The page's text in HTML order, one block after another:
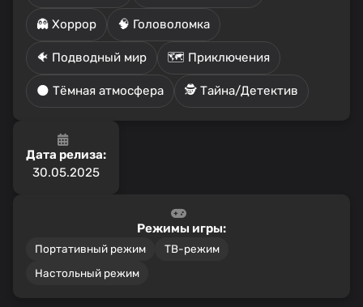
👻 Хоррор 🧠 Головоломка
🐠 Подводный мир 🗺️ Приключения
🌑 Тёмная атмосфера 🕵️ Тайна/Детектив
Дата релиза:
30.05.2025
Режимы игры:
Портативный режим
ТВ-режим
Настольный режим